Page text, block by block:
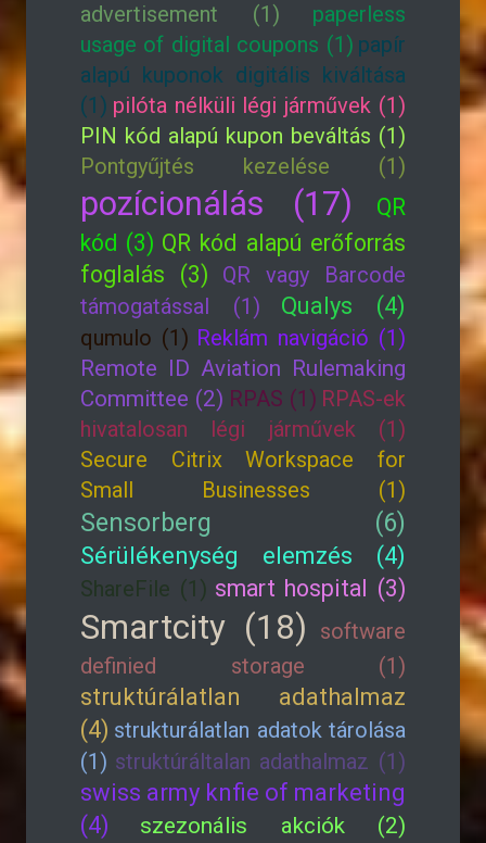
advertisement (1)
paperless
usage of digital coupons (1) papír
alapú kuponok digitális kiváltása
(1) pilóta nélküli légi járművek (1)
PIN kód alapú kupon beváltás (1)
Pontgyűjtés kezelése (1)
pozícionálás (17)
QR
kód (3) QR kód alapú erőforrás
foglalás (3)
QR vagy Barcode
támogatással (1)
Qualys (4)
qumulo (1) Reklám navigáció (1)
Remote ID Aviation Rulemaking
Committee (2) RPAS (1) RPAS-ek
hivatalosan légi járművek (1)
Secure Citrix Workspace for
Small Businesses (1)
Sensorberg (6)
Sérülékenység elemzés (4)
ShareFile (1) smart hospital (3)
Smartcity (18)
software
definied storage (1)
struktúrálatlan adathalmaz
(4) strukturálatlan adatok tárolása
(1) struktúráltalan adathalmaz (1)
swiss army knfie of marketing
(4)
szezonális akciók (2)